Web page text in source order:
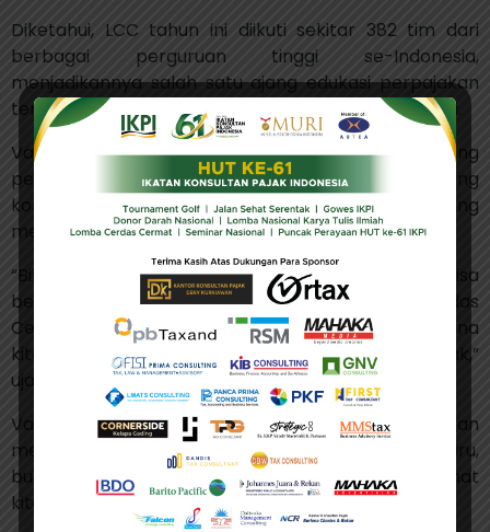
Diketahui, LCC tahun ini diikuti sekitar 382 tim dari
berbagai perguruan tinggi se-Indonesia,
menjadikannya salah satu ajang edukasi perpajakan
terbesar yang diselenggarakan oleh asosiasi profesi.
Vaudy juga menegaskan, bahwa IKPI akan mendorong
pelaksanaan LCC ini menjadi kegiatan tahunan yang
konsisten demi membangun generasi muda yang
melek pajak.
“Bila hari ini belum beruntung, kami berharap bisa
bertemu lagi di kesempatan mendatang. Cerdas
Cermat ini bukan hanya soal menang, tapi bagaimana
kita bersama-sama mengangkat literasi pajak,”
ujarnya.
Vaudy kembali menutup sambutannya dengan
melontarkan pantun. “Pagi cerah, langit membiru,
burung berkicau di ranting cemara. Cerdas Cermat
kita sambut seru, ilmu pajak jadi juara bersama.”